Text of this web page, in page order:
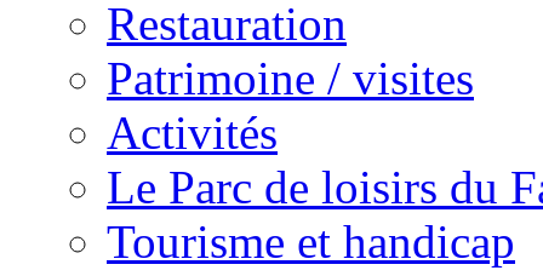
Restauration
Patrimoine / visites
Activités
Le Parc de loisirs du
Tourisme et handicap